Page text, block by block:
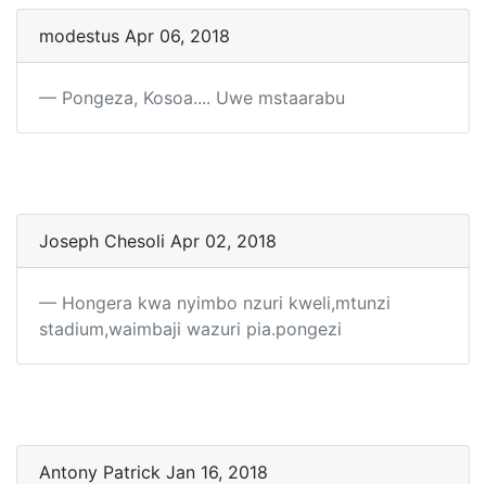
modestus Apr 06, 2018
Pongeza, Kosoa.... Uwe mstaarabu
Joseph Chesoli Apr 02, 2018
Hongera kwa nyimbo nzuri kweli,mtunzi
stadium,waimbaji wazuri pia.pongezi
Antony Patrick Jan 16, 2018